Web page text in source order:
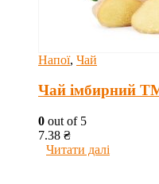
Напої, Чай
Чай імбирний
0 out of 5
7.38 ₴
Читати далі